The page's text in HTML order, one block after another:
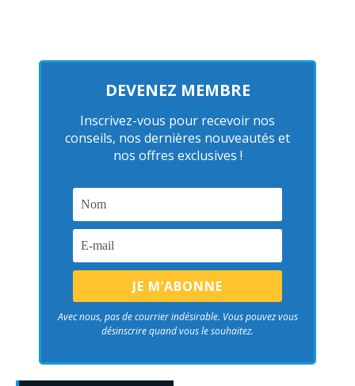
DEVENEZ MEMBRE
Inscrivez-vous pour recevoir nos
conseils, nos dernières nouveautés et
nos offres exclusives !
Avec nous, pas de courrier indésirable. Vous pouvez vous
désinscrire quand vous le souhaitez.